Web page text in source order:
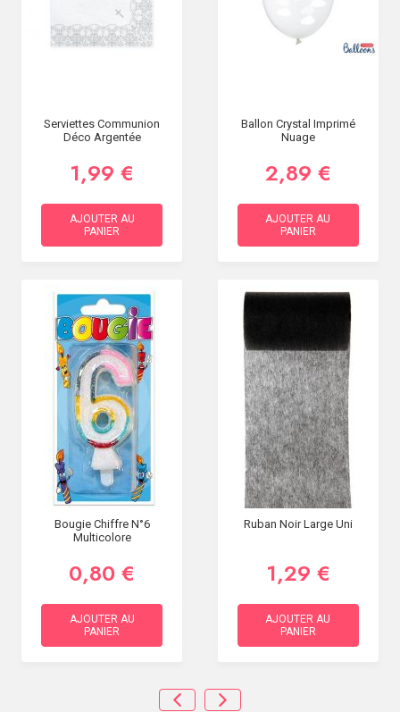
Serviettes Communion
Déco Argentée
1,99 €
AJOUTER AU
PANIER
Ballon Crystal Imprimé
Nuage
2,89 €
AJOUTER AU
PANIER
Bougie Chiffre N°6
Multicolore
0,80 €
AJOUTER AU
PANIER
Ruban Noir Large Uni
1,29 €
AJOUTER AU
PANIER